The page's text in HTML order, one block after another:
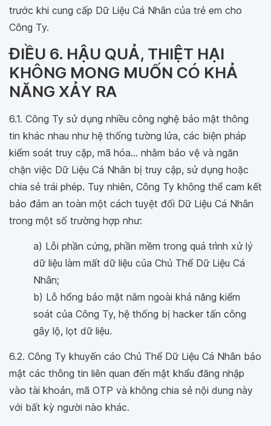
trước khi cung cấp Dữ Liệu Cá Nhân của trẻ em cho
Công Ty.
ĐIỀU 6. HẬU QUẢ, THIỆT HẠI
KHÔNG MONG MUỐN CÓ KHẢ
NĂNG XẢY RA
6.1. Công Ty sử dụng nhiều công nghệ bảo mật thông
tin khác nhau như hệ thống tường lửa, các biện pháp
kiểm soát truy cập, mã hóa… nhằm bảo vệ và ngăn
chặn việc Dữ Liệu Cá Nhân bị truy cập, sử dụng hoặc
chia sẻ trái phép. Tuy nhiên, Công Ty không thể cam kết
bảo đảm an toàn một cách tuyệt đối Dữ Liệu Cá Nhân
trong một số trường hợp như:
a) Lỗi phần cứng, phần mềm trong quá trình xử lý
dữ liệu làm mất dữ liệu của Chủ Thể Dữ Liệu Cá
Nhân;
b) Lỗ hổng bảo mật nằm ngoài khả năng kiểm
soát của Công Ty, hệ thống bị hacker tấn công
gây lộ, lọt dữ liệu.
6.2. Công Ty khuyến cáo Chủ Thể Dữ Liệu Cá Nhân bảo
mật các thông tin liên quan đến mật khẩu đăng nhập
vào tài khoản, mã OTP và không chia sẻ nội dung này
với bất kỳ người nào khác.